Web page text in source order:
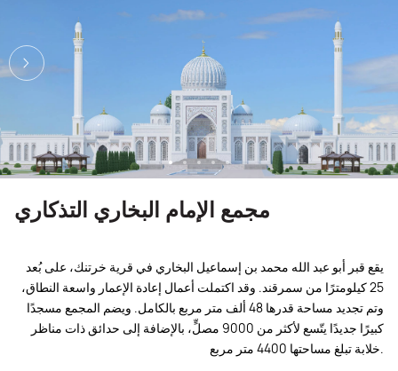
مجمع الإمام البخاري التذكاري
يقع قبر أبو عبد الله محمد بن إسماعيل البخاري في قرية خرتنك، على بُعد
25 كيلومترًا من سمرقند. وقد اكتملت أعمال إعادة الإعمار واسعة النطاق،
وتم تجديد مساحة قدرها 48 ألف متر مربع بالكامل. ويضم المجمع مسجدًا
كبيرًا جديدًا يتّسع لأكثر من 9000 مصلٍّ، بالإضافة إلى حدائق ذات مناظر
خلابة تبلغ مساحتها 4400 متر مربع.